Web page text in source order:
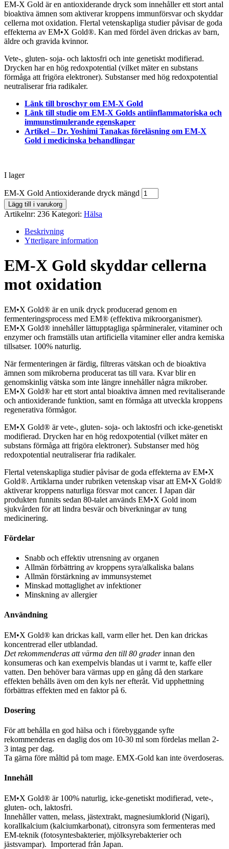
EM-X Gold är en antioxiderande dryck som innehåller ett stort antal
bioaktiva ämnen som aktiverar kroppens immunförsvar och skyddar
cellerna mot oxidation. Flertal vetenskapliga studier påvisar de goda
effekterna av EM•X Gold®. Kan med fördel även drickas av barn,
äldre och gravida kvinnor.
Vete-, gluten- soja- och laktosfri och inte genetiskt modifierad.
Drycken har en hög redoxpotential (vilket mäter en substans
förmåga att frigöra elektroner). Substanser med hög redoxpotential
neutraliserar fria radikaler.
Länk till broschyr om EM-X Gold
Länk till studie om EM-X Golds antiinflammatoriska och
immunstimulerande egenskaper
Artikel – Dr. Yoshimi Tanakas föreläsning om EM-X
Gold i medicinska behandlingar
I lager
EM-X Gold Antioxiderande dryck mängd
Lägg till i varukorg
Artikelnr: 236 Kategori: Hälsa
Beskrivning
Ytterligare information
EM-X Gold skyddar cellerna
mot oxidation
EM•X Gold® är en unik dryck producerad genom en
fermenteringsprocess med EM® (effektiva mikroorganismer).
EM•X Gold® innehåller lättupptagliga spårmineraler, vitaminer och
enzymer och framställs utan artificiella vitaminer eller andra kemiska
tillsatser. 100% naturlig.
När fermenteringen är färdig, filtreras vätskan och de bioaktiva
ämnen som mikroberna producerat tas till vara. Kvar blir en
genomskinlig vätska som inte längre innehåller några mikrober.
EM•X Gold® har ett stort antal bioaktiva ämnen med revitaliserande
och antioxiderande funktion, samt en förmåga att utveckla kroppens
regenerativa förmågor.
EM•X Gold® är vete-, gluten- soja- och laktosfri och icke-genetiskt
modifierad. Drycken har en hög redoxpotential (vilket mäter en
substans förmåga att frigöra elektroner). Substanser med hög
redoxpotential neutraliserar fria radikaler.
Flertal vetenskapliga studier påvisar de goda effekterna av EM•X
Gold®. Artiklarna under rubriken vetenskap visar att EM•X Gold®
aktiverar kroppens naturliga försvar mot cancer. I Japan där
produkten funnits sedan 80-talet används EM•X Gold inom
sjukvården för att lindra besvär och biverkningar av tung
medicinering.
Fördelar
Snabb och effektiv utrensning av organen
Allmän förbättring av kroppens syra/alkaliska balans
Allmän förstärkning av immunsystemet
Minskad mottaglighet av infektioner
Minskning av allergier
Användning
EM•X Gold® kan drickas kall, varm eller het. Den kan drickas
koncentrerad eller utblandad.
Det rekommenderas att värma den till 80 graderinnan den
konsumeras och kan exempelvis blandas ut i varmt te, kaffe eller
vatten. Den behöver bara värmas upp en gång då den starkare
effekten behålls även om den kyls ner efteråt. Vid upphettning
förbättras effekten med en faktor på 6.
Dosering
För att behålla en god hälsa och i förebyggande syfte
rekommenderas en daglig dos om 10-30 ml som fördelas mellan 2-
3 intag per dag.
Ta gärna före måltid på tom mage. EMX-Gold kan inte överdoseras.
Innehåll
EM•X Gold® är 100% naturlig, icke-genetiskt modifierad, vete-,
gluten- och, laktosfri.
Innehåller vatten, melass, jästextrakt, magnesiumklorid (Nigari),
korallkalcium (kalciumkarbonat), citronsyra som fermenteras med
EM-teknik (fotosyntesbakterier, mjölksyrebakterier och
jästsvampar). Importerad från Japan.